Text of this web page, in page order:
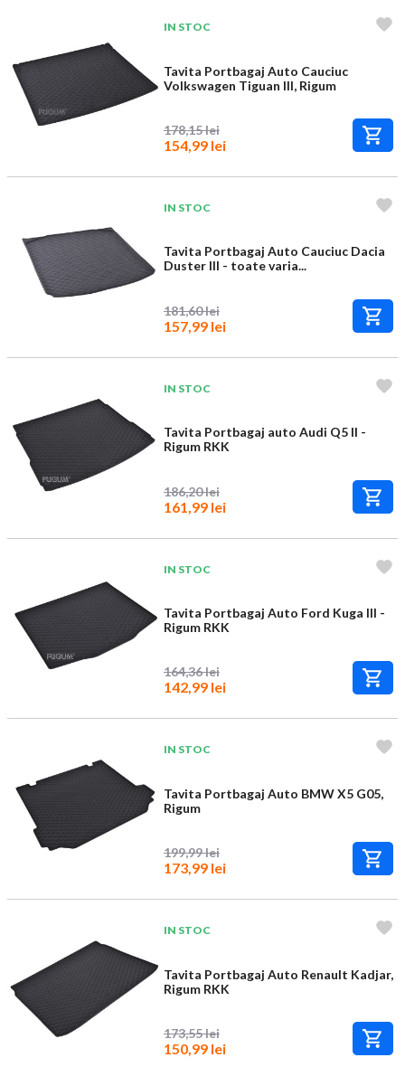
IN STOC
Tavita Portbagaj Auto Cauciuc
Volkswagen Tiguan III, Rigum
178,15 lei
154,99 lei
IN STOC
Tavita Portbagaj Auto Cauciuc Dacia
Duster III - toate varia...
181,60 lei
157,99 lei
IN STOC
Tavita Portbagaj auto Audi Q5 II -
Rigum RKK
186,20 lei
161,99 lei
IN STOC
Tavita Portbagaj Auto Ford Kuga III -
Rigum RKK
164,36 lei
142,99 lei
IN STOC
Tavita Portbagaj Auto BMW X5 G05,
Rigum
199,99 lei
173,99 lei
IN STOC
Tavita Portbagaj Auto Renault Kadjar,
Rigum RKK
173,55 lei
150,99 lei